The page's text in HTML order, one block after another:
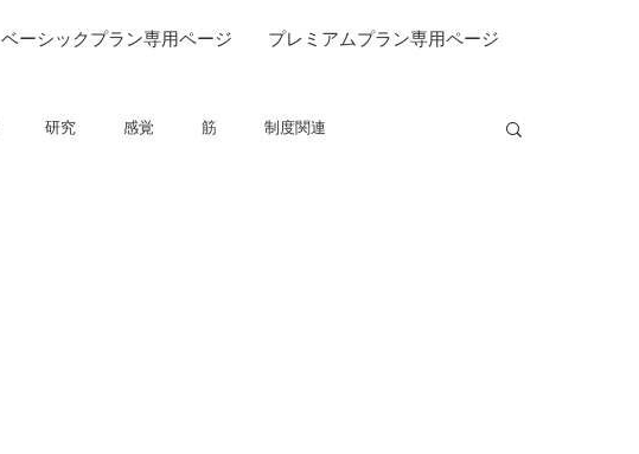
ベーシックプラン専用ページ プレミアムプラン専用ページ
研究 感覚 筋 制度関連